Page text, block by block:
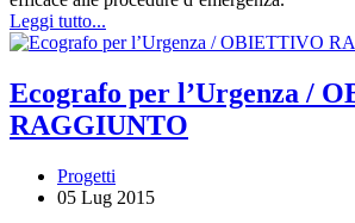
Leggi tutto...
Ecografo per l’Urgenza /
RAGGIUNTO
Progetti
05 Lug 2015